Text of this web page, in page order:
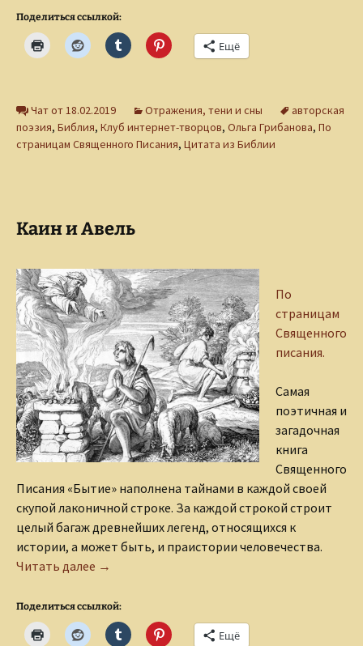
Поделиться ссылкой:
Ещё
Чат от 18.02.2019 Отражения, тени и сны
авторская
поэзия, Библия, Клуб интернет-творцов, Ольга Грибанова, По
страницам Священного Писания, Цитата из Библии
Каин и Авель
По
страницам
Священного
писания.
Самая
поэтичная и
загадочная
книга
Священного
Писания «Бытие» наполнена тайнами в каждой своей
скупой лаконичной строке. За каждой строкой строит
целый багаж древнейших легенд, относящихся к
истории, а может быть, и праистории человечества.
Читать далее Каин и Авель
→
Поделиться ссылкой:
Ещё